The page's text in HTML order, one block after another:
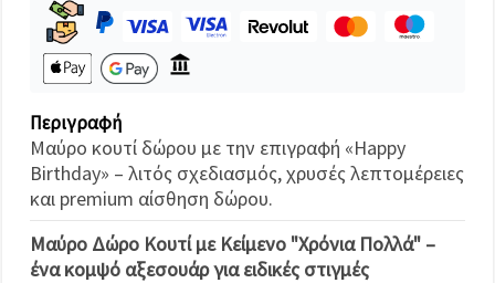
κλικ στο
κουμπί
Αποθήκευση.
ιστότοπο!
Ρυθμίσεις
Περιγραφή
Μαύρο κουτί δώρου με την επιγραφή «Happy
Birthday» – λιτός σχεδιασμός, χρυσές λεπτομέρειες
και premium αίσθηση δώρου.
Μαύρο Δώρο Κουτί με Κείμενο "Χρόνια Πολλά" –
ένα κομψό αξεσουάρ για ειδικές στιγμές